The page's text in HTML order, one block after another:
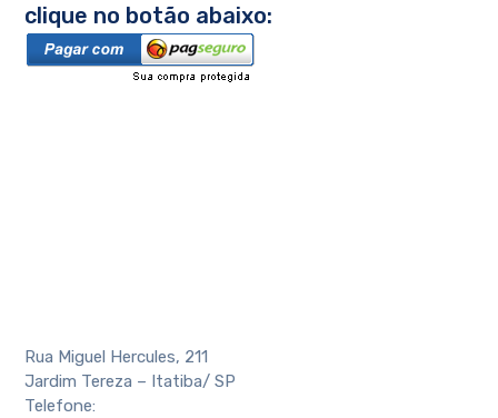
clique no botão abaixo:
Rua Miguel Hercules, 211
Jardim Tereza – Itatiba/ SP
Telefone: